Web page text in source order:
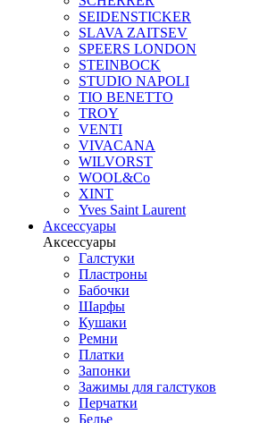
SEIDENSTICKER
SLAVA ZAITSEV
SPEERS LONDON
STEINBOCK
STUDIO NAPOLI
TIO BENETTO
TROY
VENTI
VIVACANA
WILVORST
WOOL&Co
XINT
Yves Saint Laurent
Аксессуары
Аксессуары
Галстуки
Пластроны
Бабочки
Шарфы
Кушаки
Ремни
Платки
Запонки
Зажимы для галстуков
Перчатки
Белье